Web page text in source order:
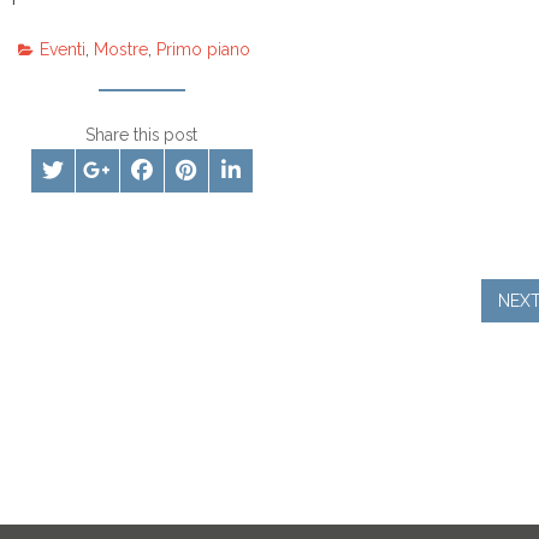
Eventi, Mostre, Primo piano
Share this post